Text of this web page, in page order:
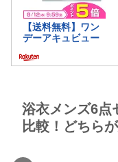
浴衣メンズ6
比較！どちら